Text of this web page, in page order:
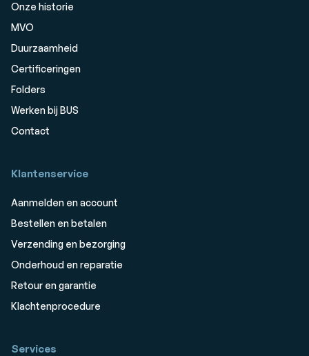
Onze historie
MVO
Duurzaamheid
Certificeringen
Folders
Werken bij BUS
Contact
Klantenservice
Aanmelden en account
Bestellen en betalen
Verzending en bezorging
Onderhoud en reparatie
Retour en garantie
Klachtenprocedure
Services